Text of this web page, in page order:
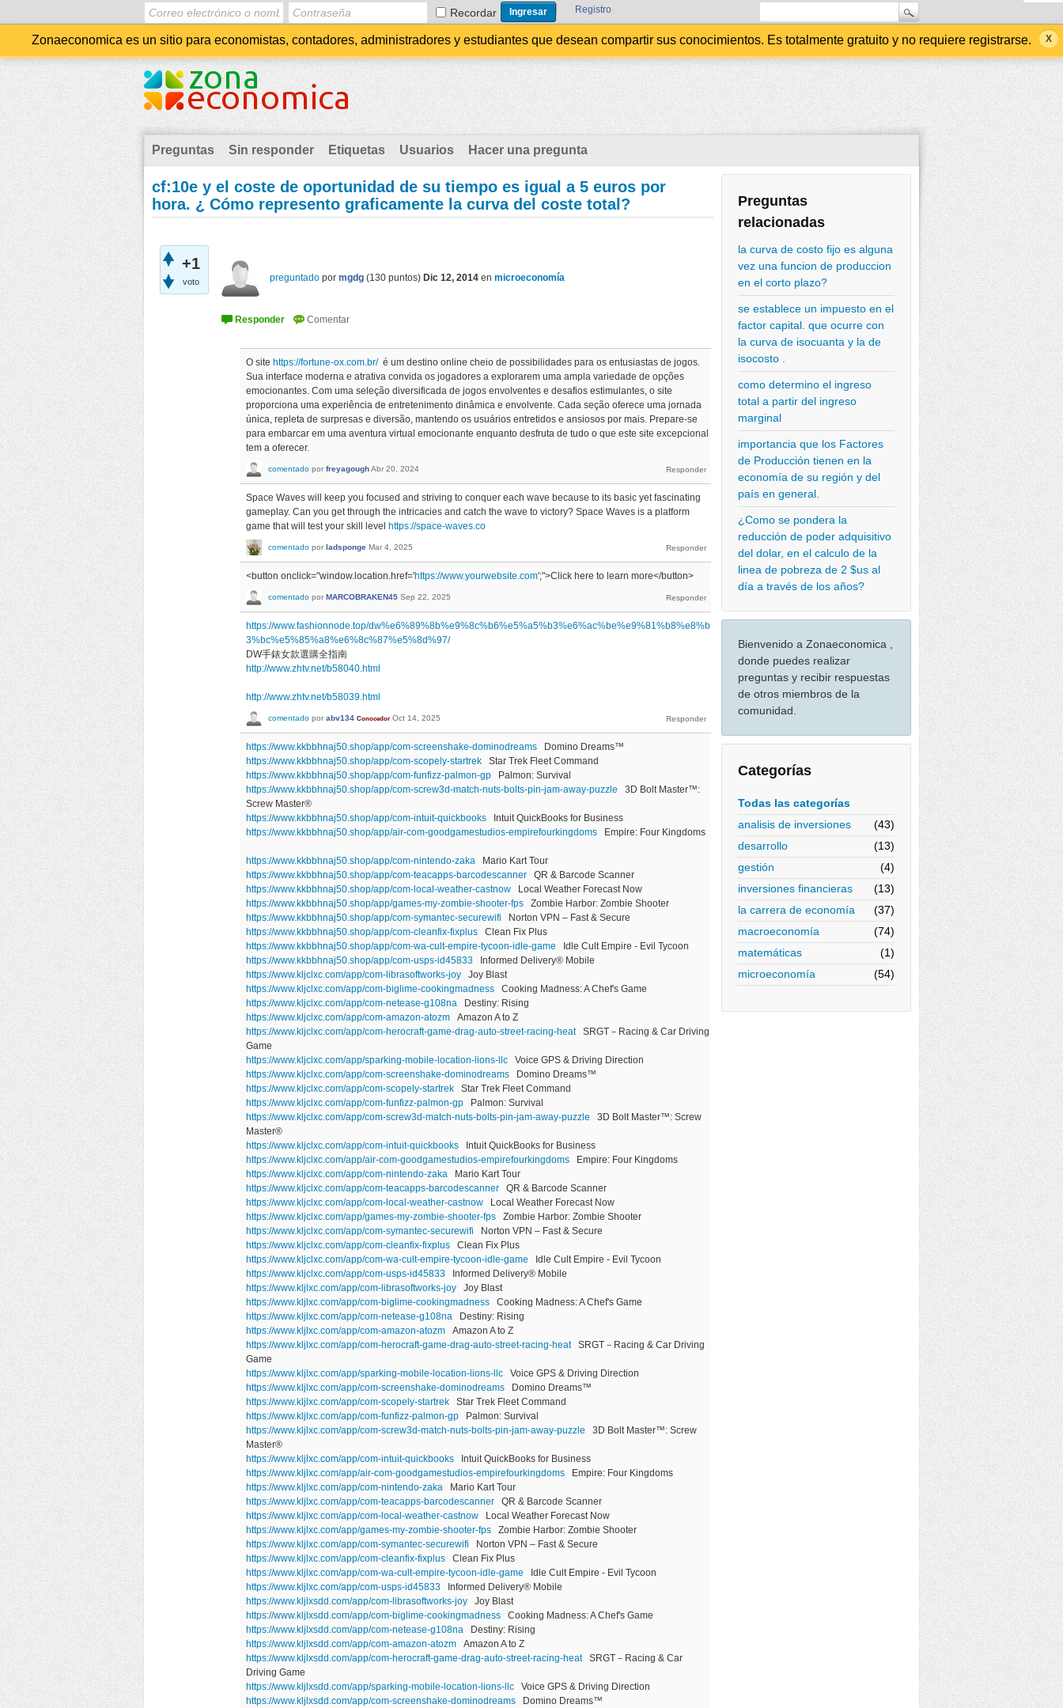
Recordar Registro
Zonaeconomica es un sitio para economistas, contadores, administradores y estudiantes que desean compartir sus conocimientos. Es totalmente gratuito y no requiere registrarse.
Preguntas Sin responder Etiquetas Usuarios Hacer una pregunta
Preguntas
relacionadas
la curva de costo fijo es alguna
vez una funcion de produccion
en el corto plazo?
se establece un impuesto en el
factor capital. que ocurre con
la curva de isocuanta y la de
isocosto .
como determino el ingreso
total a partir del ingreso
marginal
importancia que los Factores
de Producción tienen en la
economía de su región y del
país en general.
¿Como se pondera la
reducción de poder adquisitivo
del dolar, en el calculo de la
linea de pobreza de 2 $us al
día a través de los años?
Bienvenido a Zonaeconomica ,
donde puedes realizar
preguntas y recibir respuestas
de otros miembros de la
comunidad.
Categorías
Todas las categorías
analisis de inversiones
(43)
desarrollo
(13)
gestión
(4)
inversiones financieras
(13)
la carrera de economía
(37)
macroeconomía
(74)
matemáticas
(1)
microeconomía
(54)
cf:10e y el coste de oportunidad de su tiempo es igual a 5 euros por
hora. ¿ Cómo represento graficamente la curva del coste total?
+1
voto preguntado por mgdg (130 puntos) Dic 12, 2014 en microeconomía
O site https://fortune-ox.com.br/é um destino online cheio de possibilidades para os entusiastas de jogos.
Sua interface moderna e atrativa convida os jogadores a explorarem uma ampla variedade de opções
emocionantes. Com uma seleção diversificada de jogos envolventes e desafios estimulantes, o site
proporciona uma experiência de entretenimento dinâmica e envolvente. Cada seção oferece uma jornada
única, repleta de surpresas e diversão, mantendo os usuários entretidos e ansiosos por mais. Prepare-se
para embarcar em uma aventura virtual emocionante enquanto desfruta de tudo o que este site excepcional
tem a oferecer.
comentado por freyagoughAbr 20, 2024
Space Waves will keep you focused and striving to conquer each wave because to its basic yet fascinating
gameplay. Can you get through the intricacies and catch the wave to victory? Space Waves is a platform
game that will test your skill level https://space-waves.co
comentado por ladsponge Mar 4, 2025
<button onclick="window.location.href='https://www.yourwebsite.com';">Click here to learn more</button>
comentado por MARCOBRAKEN45 Sep 22, 2025
https://www.fashionnode.top/dw%e6%89%8b%e9%8c%b6%e5%a5%b3%e6%ac%be%e9%81%b8%e8%b
3%bc%e5%85%a8%e6%8c%87%e5%8d%97/
DW手錶女款選購全指南
http://www.zhtv.net/b58040.html
http://www.zhtv.net/b58039.html
comentado por abv134 Conocedor Oct 14, 2025
https://www.kkbbhnaj50.shop/app/com-screenshake-dominodreams Domino Dreams™
https://www.kkbbhnaj50.shop/app/com-scopely-startrek Star Trek Fleet Command
https://www.kkbbhnaj50.shop/app/com-funfizz-palmon-gp Palmon: Survival
https://www.kkbbhnaj50.shop/app/com-screw3d-match-nuts-bolts-pin-jam-away-puzzle 3D Bolt Master™:
Screw Master®
https://www.kkbbhnaj50.shop/app/com-intuit-quickbooks Intuit QuickBooks for Business
https://www.kkbbhnaj50.shop/app/air-com-goodgamestudios-empirefourkingdoms Empire: Four Kingdoms
https://www.kkbbhnaj50.shop/app/com-nintendo-zaka Mario Kart Tour
https://www.kkbbhnaj50.shop/app/com-teacapps-barcodescanner QR & Barcode Scanner
https://www.kkbbhnaj50.shop/app/com-local-weather-castnow Local Weather Forecast Now
https://www.kkbbhnaj50.shop/app/games-my-zombie-shooter-fps Zombie Harbor: Zombie Shooter
https://www.kkbbhnaj50.shop/app/com-symantec-securewifi Norton VPN – Fast & Secure
https://www.kkbbhnaj50.shop/app/com-cleanfix-fixplus Clean Fix Plus
https://www.kkbbhnaj50.shop/app/com-wa-cult-empire-tycoon-idle-game Idle Cult Empire - Evil Tycoon
https://www.kkbbhnaj50.shop/app/com-usps-id45833 Informed Delivery® Mobile
https://www.kljclxc.com/app/com-librasoftworks-joy Joy Blast
https://www.kljclxc.com/app/com-biglime-cookingmadness Cooking Madness: A Chef's Game
https://www.kljclxc.com/app/com-netease-g108na Destiny: Rising
https://www.kljclxc.com/app/com-amazon-atozm Amazon A to Z
https://www.kljclxc.com/app/com-herocraft-game-drag-auto-street-racing-heatSRGT－Racing & Car Driving
Game
https://www.kljclxc.com/app/sparking-mobile-location-lions-llc Voice GPS & Driving Direction
https://www.kljclxc.com/app/com-screenshake-dominodreams Domino Dreams™
https://www.kljclxc.com/app/com-scopely-startrek Star Trek Fleet Command
https://www.kljclxc.com/app/com-funfizz-palmon-gp Palmon: Survival
https://www.kljclxc.com/app/com-screw3d-match-nuts-bolts-pin-jam-away-puzzle 3D Bolt Master™: Screw
Master®
https://www.kljclxc.com/app/com-intuit-quickbooks Intuit QuickBooks for Business
https://www.kljclxc.com/app/air-com-goodgamestudios-empirefourkingdoms Empire: Four Kingdoms
https://www.kljclxc.com/app/com-nintendo-zaka Mario Kart Tour
https://www.kljclxc.com/app/com-teacapps-barcodescanner QR & Barcode Scanner
https://www.kljclxc.com/app/com-local-weather-castnow Local Weather Forecast Now
https://www.kljclxc.com/app/games-my-zombie-shooter-fps Zombie Harbor: Zombie Shooter
https://www.kljclxc.com/app/com-symantec-securewifi Norton VPN – Fast & Secure
https://www.kljclxc.com/app/com-cleanfix-fixplus Clean Fix Plus
https://www.kljclxc.com/app/com-wa-cult-empire-tycoon-idle-game Idle Cult Empire - Evil Tycoon
https://www.kljclxc.com/app/com-usps-id45833 Informed Delivery® Mobile
https://www.kljlxc.com/app/com-librasoftworks-joy Joy Blast
https://www.kljlxc.com/app/com-biglime-cookingmadness Cooking Madness: A Chef's Game
https://www.kljlxc.com/app/com-netease-g108na Destiny: Rising
https://www.kljlxc.com/app/com-amazon-atozm Amazon A to Z
https://www.kljlxc.com/app/com-herocraft-game-drag-auto-street-racing-heatSRGT－Racing & Car Driving
Game
https://www.kljlxc.com/app/sparking-mobile-location-lions-llc Voice GPS & Driving Direction
https://www.kljlxc.com/app/com-screenshake-dominodreams Domino Dreams™
https://www.kljlxc.com/app/com-scopely-startrek Star Trek Fleet Command
https://www.kljlxc.com/app/com-funfizz-palmon-gp Palmon: Survival
https://www.kljlxc.com/app/com-screw3d-match-nuts-bolts-pin-jam-away-puzzle 3D Bolt Master™: Screw
Master®
https://www.kljlxc.com/app/com-intuit-quickbooks Intuit QuickBooks for Business
https://www.kljlxc.com/app/air-com-goodgamestudios-empirefourkingdoms Empire: Four Kingdoms
https://www.kljlxc.com/app/com-nintendo-zaka Mario Kart Tour
https://www.kljlxc.com/app/com-teacapps-barcodescanner QR & Barcode Scanner
https://www.kljlxc.com/app/com-local-weather-castnow Local Weather Forecast Now
https://www.kljlxc.com/app/games-my-zombie-shooter-fps Zombie Harbor: Zombie Shooter
https://www.kljlxc.com/app/com-symantec-securewifi Norton VPN – Fast & Secure
https://www.kljlxc.com/app/com-cleanfix-fixplus Clean Fix Plus
https://www.kljlxc.com/app/com-wa-cult-empire-tycoon-idle-game Idle Cult Empire - Evil Tycoon
https://www.kljlxc.com/app/com-usps-id45833 Informed Delivery® Mobile
https://www.kljlxsdd.com/app/com-librasoftworks-joy Joy Blast
https://www.kljlxsdd.com/app/com-biglime-cookingmadness Cooking Madness: A Chef's Game
https://www.kljlxsdd.com/app/com-netease-g108na Destiny: Rising
https://www.kljlxsdd.com/app/com-amazon-atozm Amazon A to Z
https://www.kljlxsdd.com/app/com-herocraft-game-drag-auto-street-racing-heatSRGT－Racing & Car
Driving Game
https://www.kljlxsdd.com/app/sparking-mobile-location-lions-llc Voice GPS & Driving Direction
https://www.kljlxsdd.com/app/com-screenshake-dominodreams Domino Dreams™